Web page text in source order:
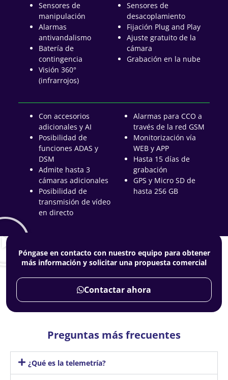
Sensores de
manipulación
Alarmas
antivandalismo
Batería de
contingencia
Visión 360°
(infrarrojos)
Sensores de
desacoplamiento
Fijación Plug and Play
Ajuste gratuito de la
cámara
Grabación en la nube
Con accesorios
adicionales y AI
Posibilidad de
funciones ADAS y
DSM
Admite hasta 3
cámaras adicionales
Posibilidad de
transmisión de vídeo
en directo
Alarmas para CCO a
través de la red GSM
Monitorización vía
WEB y APP
Hasta 15 días de
grabación
GPS y Micro SD de
hasta 256 GB
Póngase en contacto con nuestro equipo para obtener
más información y solicitar una propuesta comercial
Contactar ahora
Preguntas más frecuentes
¿Qué es la telemetría?